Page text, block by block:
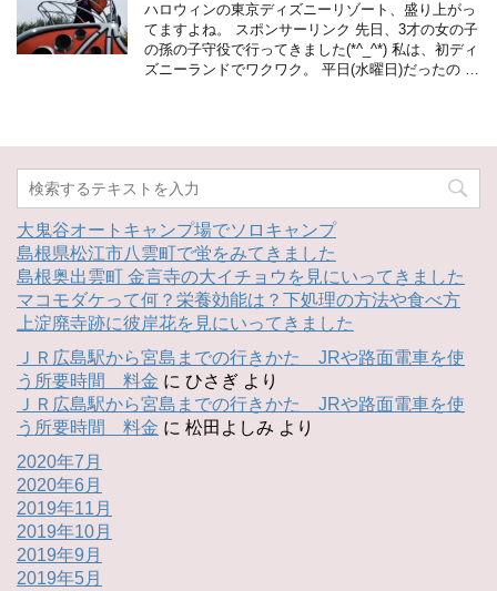
ハロウィンの東京ディズニーリゾート、盛り上がっ
てますよね。 スポンサーリンク 先日、3才の女の子
の孫の子守役で行ってきました(*^_^*) 私は、初ディ
ズニーランドでワクワク。 平日(水曜日)だったの …
大鬼谷オートキャンプ場でソロキャンプ
島根県松江市八雲町で蛍をみてきました
島根奥出雲町 金言寺の大イチョウを見にいってきました
マコモダケって何？栄養効能は？下処理の方法や食べ方
上淀廃寺跡に彼岸花を見にいってきました
ＪＲ広島駅から宮島までの行きかた JRや路面電車を使
う所要時間 料金 に ひさぎ より
ＪＲ広島駅から宮島までの行きかた JRや路面電車を使
う所要時間 料金 に 松田よしみ より
2020年7月
2020年6月
2019年11月
2019年10月
2019年9月
2019年5月